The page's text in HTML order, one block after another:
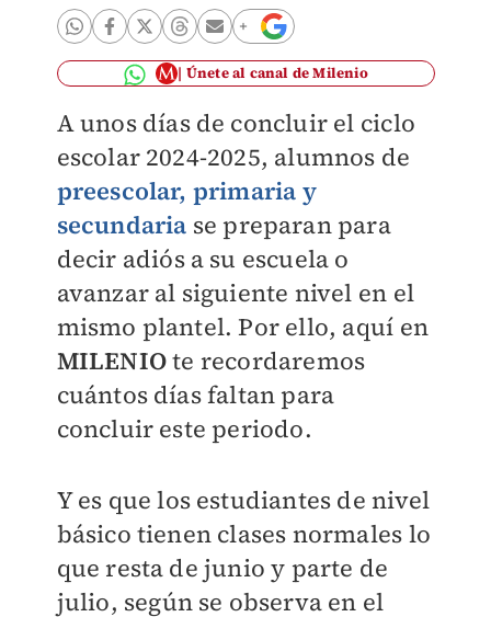
Únete al canal de Milenio
A unos días de concluir el ciclo
escolar 2024-2025, alumnos de
preescolar, primaria y
secundaria se preparan para
decir adiós a su escuela o
avanzar al siguiente nivel en el
mismo plantel. Por ello, aquí en
MILENIOte recordaremos
cuántos días faltan para
concluir este periodo.
Y es que los estudiantes de nivel
básico tienen clases normales lo
que resta de junio y parte de
julio, según se observa en el